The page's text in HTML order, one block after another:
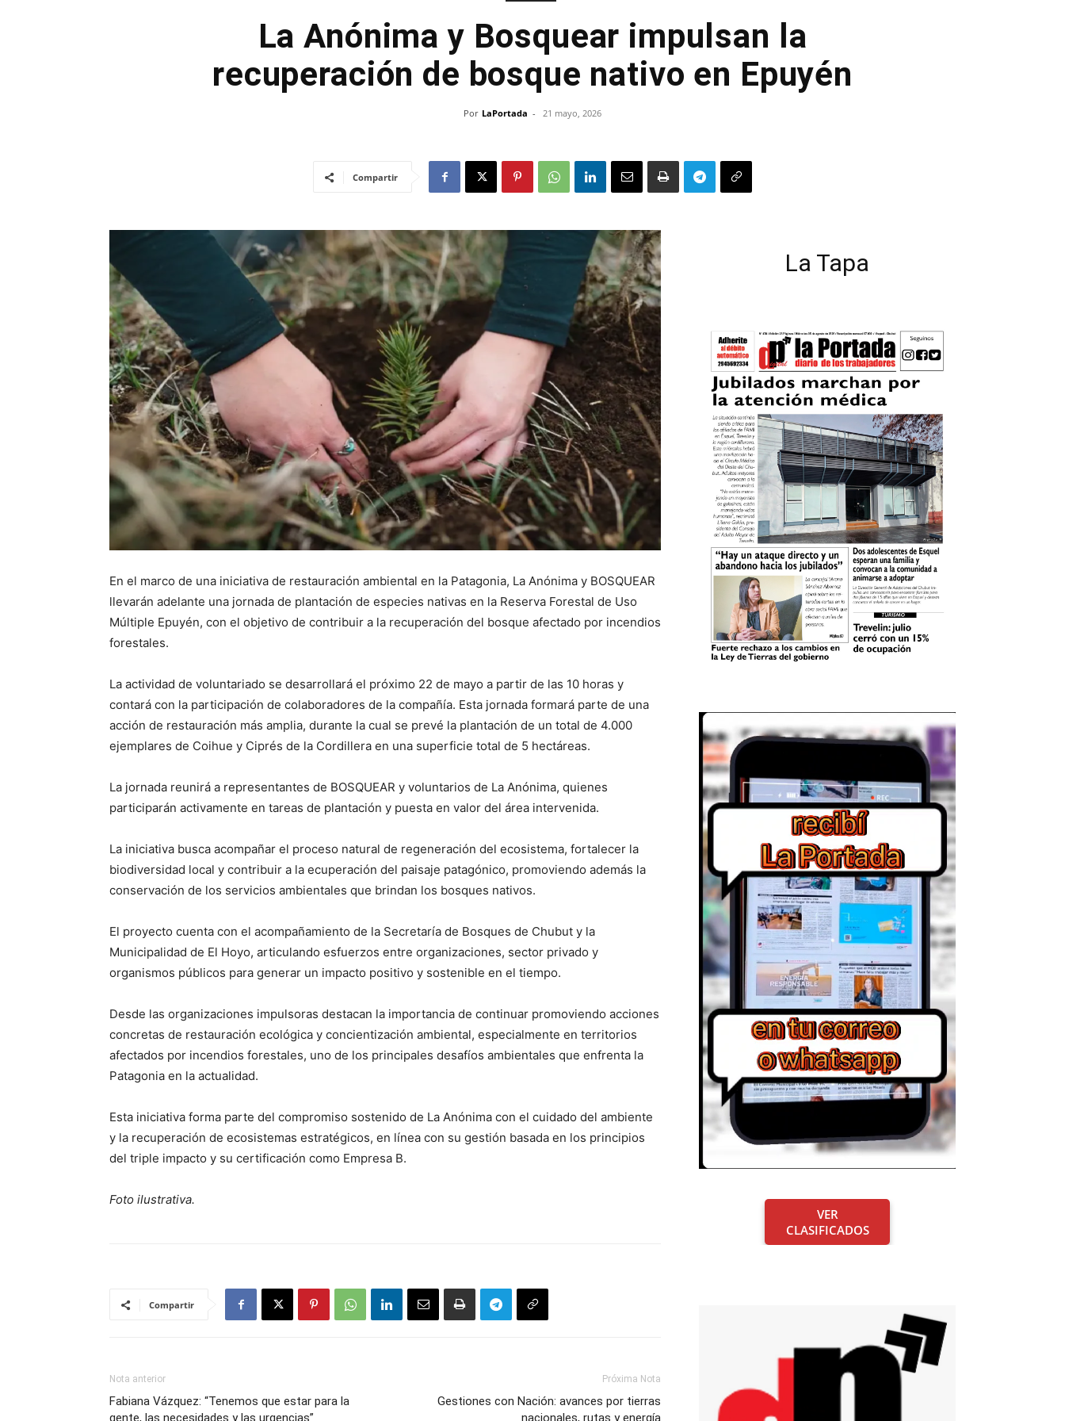
La Anónima y Bosquear impulsan la
recuperación de bosque nativo en Epuyén
Por LaPortada - 21 mayo, 2026
Compartir
En el marco de una iniciativa de restauración ambiental en la Patagonia, La Anónima y BOSQUEAR
llevarán adelante una jornada de plantación de especies nativas en la Reserva Forestal de Uso
Múltiple Epuyén, con el objetivo de contribuir a la recuperación del bosque afectado por incendios
forestales.
La actividad de voluntariado se desarrollará el próximo 22 de mayo a partir de las 10 horas y
contará con la participación de colaboradores de la compañía. Esta jornada formará parte de una
acción de restauración más amplia, durante la cual se prevé la plantación de un total de 4.000
ejemplares de Coihue y Ciprés de la Cordillera en una superficie total de 5 hectáreas.
La jornada reunirá a representantes de BOSQUEAR y voluntarios de La Anónima, quienes
participarán activamente en tareas de plantación y puesta en valor del área intervenida.
La iniciativa busca acompañar el proceso natural de regeneración del ecosistema, fortalecer la
biodiversidad local y contribuir a la ecuperación del paisaje patagónico, promoviendo además la
conservación de los servicios ambientales que brindan los bosques nativos.
El proyecto cuenta con el acompañamiento de la Secretaría de Bosques de Chubut y la
Municipalidad de El Hoyo, articulando esfuerzos entre organizaciones, sector privado y
organismos públicos para generar un impacto positivo y sostenible en el tiempo.
Desde las organizaciones impulsoras destacan la importancia de continuar promoviendo acciones
concretas de restauración ecológica y concientización ambiental, especialmente en territorios
afectados por incendios forestales, uno de los principales desafíos ambientales que enfrenta la
Patagonia en la actualidad.
Esta iniciativa forma parte del compromiso sostenido de La Anónima con el cuidado del ambiente
y la recuperación de ecosistemas estratégicos, en línea con su gestión basada en los principios
del triple impacto y su certificación como Empresa B.
Foto ilustrativa.
Compartir
Nota anterior
Fabiana Vázquez: “Tenemos que estar para la
gente, las necesidades y las urgencias”
Próxima Nota
Gestiones con Nación: avances por tierras
nacionales, rutas y energía
La Tapa
VER
CLASIFICADOS